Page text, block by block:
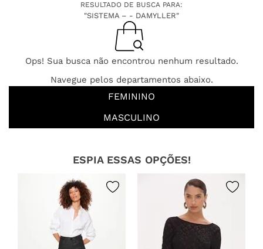
RESULTADO DE BUSCA PARA:
"SISTEMA – - DAMYLLER"
Ops! Sua busca não encontrou nenhum resultado.
Navegue pelos departamentos abaixo.
FEMININO
MASCULINO
ESPIA ESSAS OPÇÕES!